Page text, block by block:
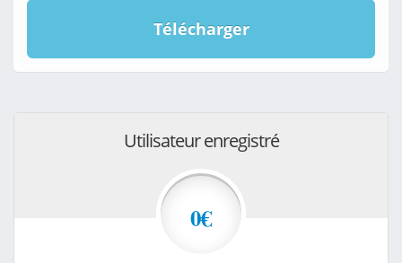
Télécharger
Utilisateur enregistré
0€